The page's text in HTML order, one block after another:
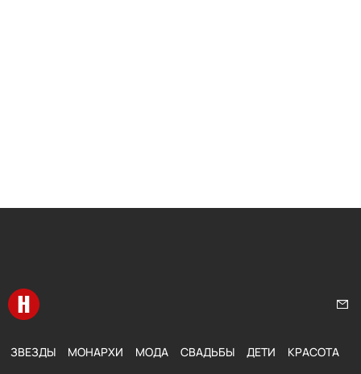
Перейти на главную
ЗВЕЗДЫ МОНАРХИ МОДА СВАДЬБЫ ДЕТИ КРАСОТА